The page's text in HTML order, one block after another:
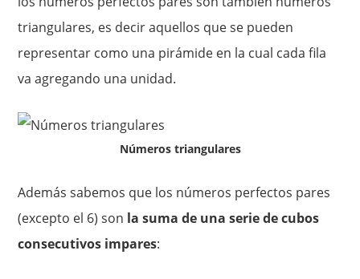
triangulares, es decir aquellos que se pueden
representar como una pirámide en la cual cada fila
va agregando una unidad.
Números triangulares
Además sabemos que los números perfectos pares
(excepto el 6) son la suma de una serie de cubos
consecutivos impares: